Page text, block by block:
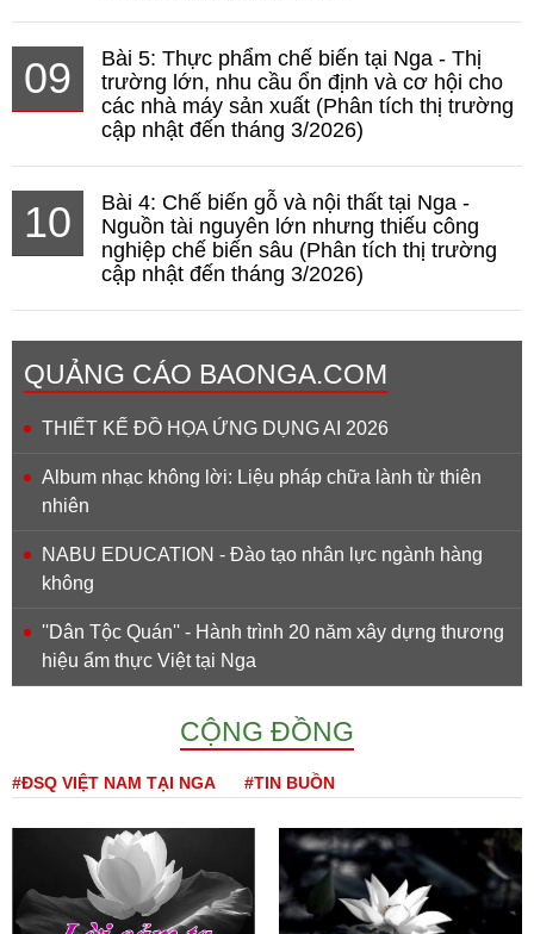
09
Bài 5: Thực phẩm chế biến tại Nga - Thị
trường lớn, nhu cầu ổn định và cơ hội cho
các nhà máy sản xuất (Phân tích thị trường
cập nhật đến tháng 3/2026)
10
Bài 4: Chế biến gỗ và nội thất tại Nga -
Nguồn tài nguyên lớn nhưng thiếu công
nghiệp chế biến sâu (Phân tích thị trường
cập nhật đến tháng 3/2026)
QUẢNG CÁO BAONGA.COM
THIẾT KẾ ĐỒ HỌA ỨNG DỤNG AI 2026
Album nhạc không lời: Liệu pháp chữa lành từ thiên
nhiên
NABU EDUCATION - Đào tạo nhân lực ngành hàng
không
''Dân Tộc Quán'' - Hành trình 20 năm xây dựng thương
hiệu ẩm thực Việt tại Nga
CỘNG ĐỒNG
#ĐSQ VIỆT NAM TẠI NGA #TIN BUỒN